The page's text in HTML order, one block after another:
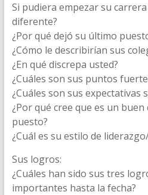
Si pudiera empezar su
diferente?
¿Por qué dejó su último
¿Cómo le describirían sus
¿En qué discrepa usted?
¿Cuáles son sus puntos
¿Cuáles son sus expectativas
¿Por qué cree que es un
puesto?
¿Cuál es su estilo de
Sus logros:
¿Cuáles han sido sus tres
importantes hasta la fecha?